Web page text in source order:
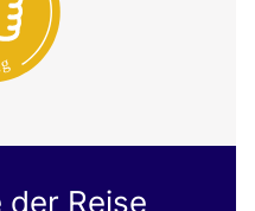
Reise